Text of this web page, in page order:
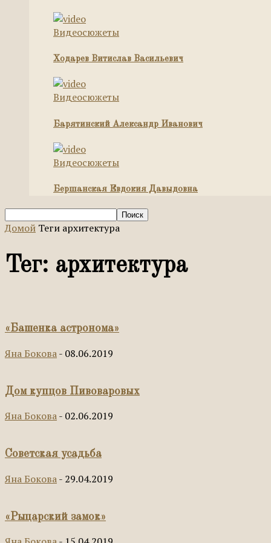
Видеосюжеты
Ходарев Витислав Васильевич
Видеосюжеты
Барятинский Александр Иванович
Видеосюжеты
Бершанская Евдокия Давыдовна
Домой Теги архитектура
Тег: архитектура
«Башенка астронома»
Яна Бокова- 08.06.2019
Дом купцов Пивоваровых
Яна Бокова- 02.06.2019
Советская усадьба
Яна Бокова- 29.04.2019
«Рыцарский замок»